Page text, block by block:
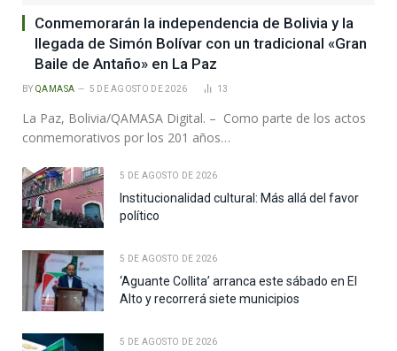
Conmemorarán la independencia de Bolivia y la
llegada de Simón Bolívar con un tradicional «Gran
Baile de Antaño» en La Paz
BY QAMASA 5 DE AGOSTO DE 2026 13
La Paz, Bolivia/QAMASA Digital. – Como parte de los actos
conmemorativos por los 201 años…
5 DE AGOSTO DE 2026
Institucionalidad cultural: Más allá del favor
político
5 DE AGOSTO DE 2026
‘Aguante Collita’ arranca este sábado en El
Alto y recorrerá siete municipios
5 DE AGOSTO DE 2026